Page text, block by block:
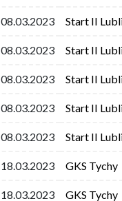
08.03.2023 Start II
08.03.2023 Start II
08.03.2023 Start II
08.03.2023 Start II
08.03.2023 Start II
18.03.2023 GKS Tychy
18.03.2023 GKS Tychy
08.03.2023 Start II
08.03.2023 Start II
08.03.2023 Start II
08.03.2023 Start II
08.03.2023 Start II
18.03.2023 GKS Tychy
18.03.2023 GKS Tychy